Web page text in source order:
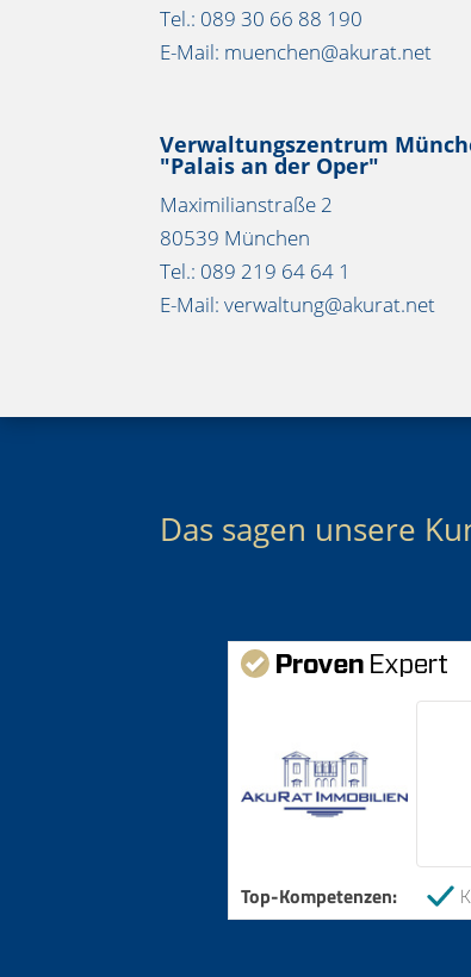
Tel.: 089 30 66 88 190
E-Mail: muenchen@akurat.net
Verwaltungszentrum
"Palais an der Oper"
Maximilianstraße 2
80539 München
Tel.: 089 219 64 64 1
E-Mail: verwaltung@akurat.net
Das sagen unsere
Top-Kompetenzen: